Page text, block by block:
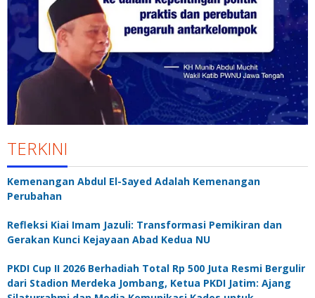
TERKINI
Kemenangan Abdul El-Sayed Adalah Kemenangan
Perubahan
Refleksi Kiai Imam Jazuli: Transformasi Pemikiran dan
Gerakan Kunci Kejayaan Abad Kedua NU
PKDI Cup II 2026 Berhadiah Total Rp 500 Juta Resmi Bergulir
dari Stadion Merdeka Jombang, Ketua PKDI Jatim: Ajang